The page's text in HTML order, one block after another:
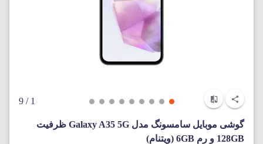
1
/ 9
گوشی موبایل سامسونگ مدل Galaxy A35 5G ظرفیت
128GB و رم 6GB (ویتنام)